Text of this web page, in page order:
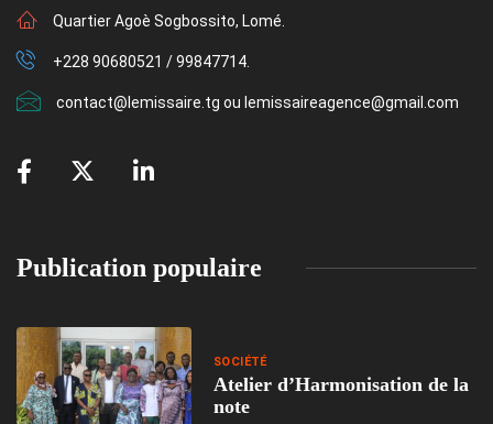
Quartier Agoè Sogbossito, Lomé.
+228 90680521 / 99847714.
contact@lemissaire.tg ou lemissaireagence@gmail.com
Publication populaire
SOCIÉTÉ
Atelier d’Harmonisation de la
note